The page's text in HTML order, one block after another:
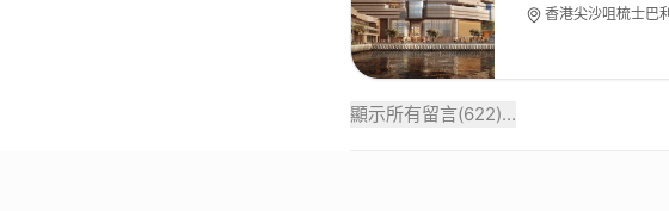
香港尖沙咀梳士巴
顯示所有留言(622)...